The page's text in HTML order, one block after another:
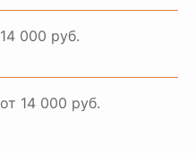
14 000 руб.
от 14 000 руб.